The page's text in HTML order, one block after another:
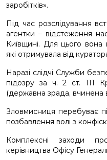
заробітків».
Під час розслідування
агентки – відстеження
Київщині. Для цього вона
які отримувала від
Наразі слідчі Служби
підозру за ч. 2 ст. 111
(державна зрада, вчинена
Зловмисниця перебуває
позбавлення волі з
Комплексні заходи
керівництва Офісу